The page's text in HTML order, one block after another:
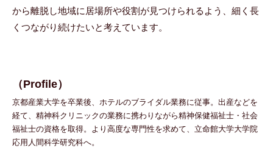
から離脱し地域に居場所や役割が見つけられるよう、細く長
くつながり続けたいと考えています。
（Profile）
京都産業大学を卒業後、ホテルのブライダル業務に従事。出産などを
経て、精神科クリニックの業務に携わりながら精神保健福祉士・社会
福祉士の資格を取得。より高度な専門性を求めて、立命館大学大学院
応用人間科学研究科へ。